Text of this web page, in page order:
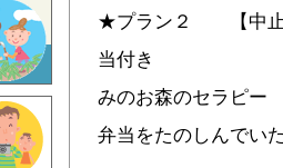
★プラン２ 【中止
当付き
みのお森のセラピー
弁当をたのしんでい